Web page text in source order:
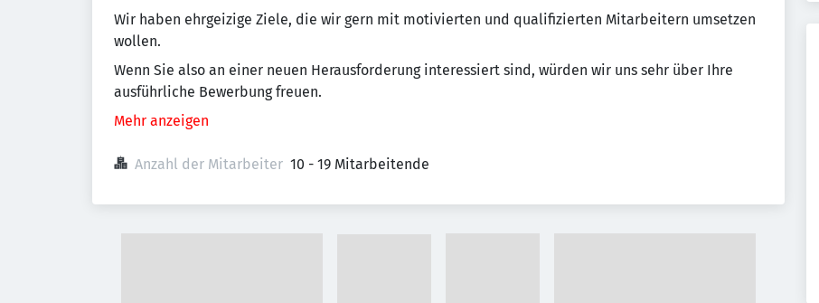
Wir haben ehrgeizige Ziele, die wir gern mit motivierten und qualifizierten Mitarbeitern umsetzen
wollen.
Wenn Sie also an einer neuen Herausforderung interessiert sind, würden wir uns sehr über Ihre
ausführliche Bewerbung freuen.
Mehr anzeigen
Anzahl der Mitarbeiter 10 - 19 Mitarbeitende